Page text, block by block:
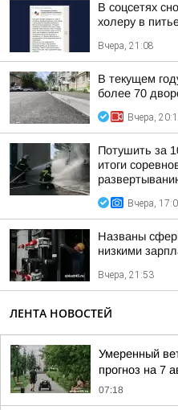
В соцсетях
холеру в
Вчера, 21:08
В текущем
более 70
Вчера,
Потушить за
итоги
Вчера,
Названы
низкими
Вчера, 21:53
ЛЕНТА НОВОСТЕЙ
Умеренный
прогноз на 7
07:18